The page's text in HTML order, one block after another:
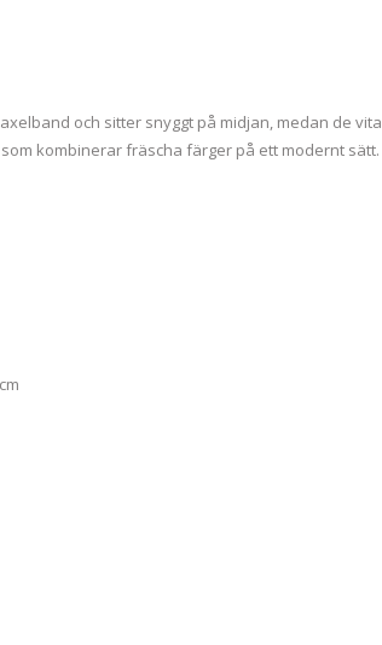
och sitter snyggt på midjan, medan de vita
kombinerar fräscha färger på ett modernt sätt.